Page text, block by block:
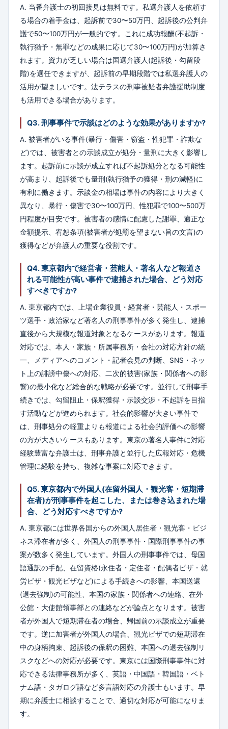
A. 当番弁護士の初回接見は無料です。私選弁護人を依頼す
る場合の着手金は、起訴前で30〜50万円、起訴後の公判弁
護で50〜100万円が一般的です。これに成功報酬(不起訴・
執行猶予・無罪などの成果に応じて30〜100万円)が加算さ
れます。資力が乏しい場合は国選弁護人(起訴後・勾留段
階)を選任できますが、起訴前の早期段階では私選弁護人の
活用が望ましいです。法テラスの刑事被疑者弁護援助制度
も活用できる場合があります。
Q3. 刑事事件で示談はどのような効果がありますか?
A. 被害者がいる事件(暴行・傷害・窃盗・性犯罪・詐欺な
ど)では、被害者との示談成立が処分・量刑に大きく影響し
ます。起訴前に示談が成立すれば不起訴処分となる可能性
が高まり、起訴後でも量刑(執行猶予の獲得・刑の減軽)に
有利に働きます。示談金の相場は事件の内容により大きく
異なり、暴行・傷害で30〜100万円、性犯罪で100〜500万
円程度が目安です。被害者の感情に配慮した謝罪、適正な
金額提示、宥恕条項(被害者が処罰を望まない旨の文言)の
獲得などが弁護人の重要な役割です。
Q4. 東京都内で経営者・芸能人・著名人など報道さ
れる可能性が高い事件で逮捕された場合、どう対応
すべきですか?
A. 東京都内では、上場企業役員・経営者・芸能人・スポー
ツ選手・政治家など著名人の刑事事件が多く発生し、逮捕
直後から大規模な報道対象となるケースがあります。報道
対応では、本人・家族・所属事務所・会社の対応方針の統
一、メディアへのコメント・記者会見の判断、SNS・ネッ
ト上の誹謗中傷への対応、二次的被害(家族・関係者への影
響)の最小化など総合的な戦略が必要です。並行して刑事手
続きでは、勾留阻止・保釈獲得・示談交渉・不起訴を目指
す活動などが進められます。社会的影響が大きい事件で
は、刑事処分の軽重よりも報道による社会的評価への影響
の方が大きいケースもあります。東京の著名人事件に対応
経験豊富な弁護士は、刑事弁護と並行した広報対応・危機
管理に経験を持ち、複雑な事案に対応できます。
Q5. 東京都内で外国人(在留外国人・観光客・短期滞
在者)が刑事事件を起こした、または巻き込まれた場
合、どう対応すべきですか?
A. 東京都には世界各国からの外国人居住者・観光客・ビジ
ネス滞在者が多く、外国人の刑事事件・国際刑事事件の事
案が数多く発生しています。外国人の刑事事件では、母国
語通訳の手配、在留資格(永住者・定住者・配偶者ビザ・就
労ビザ・観光ビザなど)による手続きへの影響、本国送還
(退去強制)の可能性、本国の家族・関係者への連絡、在外
公館・大使館領事部との連絡などが論点となります。被害
者が外国人で短期滞在者の場合、帰国前の示談成立が重要
です。逆に加害者が外国人の場合、観光ビザでの短期滞在
中の身柄拘束、起訴後の保釈の困難、本国への退去強制リ
スクなどへの対応が必要です。東京には国際刑事事件に対
応できる法律事務所が多く、英語・中国語・韓国語・ベト
ナム語・タガログ語など多言語対応の弁護士もいます。早
期に弁護士に相談することで、適切な対応が可能になりま
す。